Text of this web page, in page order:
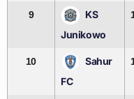
9
KS
Junikowo
10
Sahur
FC